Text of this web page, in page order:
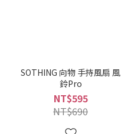
SOTHING 向物 手持風扇 風
鈴Pro
NT$595
NT$690